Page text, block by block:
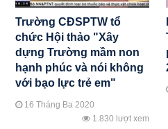
Trường CĐSPTW tổ
chức Hội thảo "Xây
dựng Trường mầm non
hạnh phúc và nói không
với bạo lực trẻ em"
16 Tháng Ba 2020
1.830 lượt xem